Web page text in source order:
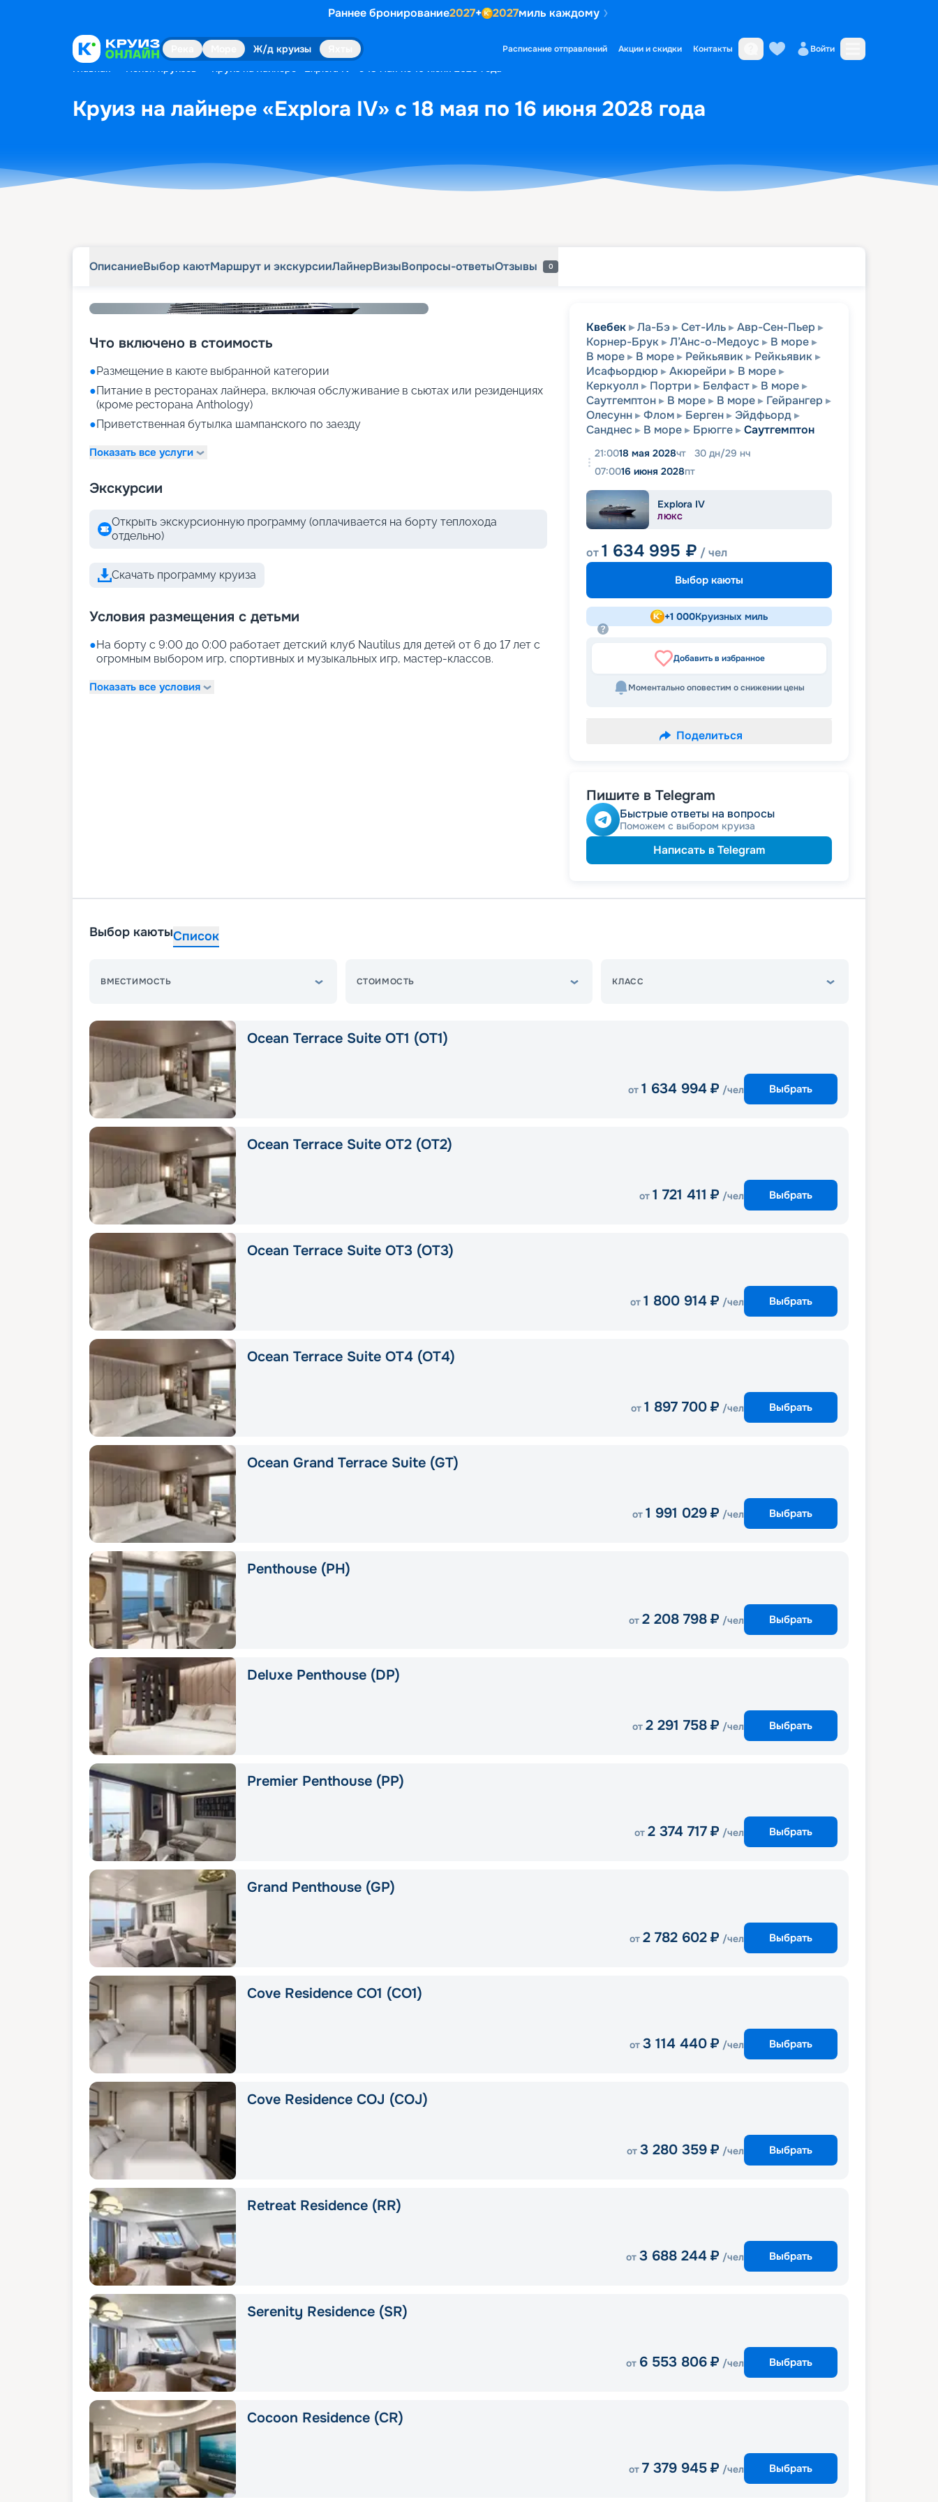
Раннее бронирование2027+ 2027миль каждому
Ж/д круизы Расписание отправлений Акции и скидки Контакты Войти
Главная Поиск круизов Круиз на лайнере «Explora IV» с 18 мая по 16 июня 2028 года
Круиз на лайнере «Explora IV» с 18 мая по 16 июня 2028 года
ОписаниеВыбор каютМаршрут и экскурсииЛайнерВизыВопросы-ответыОтзывы 0
Что включено в стоимость
●Размещение в каюте выбранной категории
●Питание в ресторанах лайнера, включая обслуживание в сьютах или резиденциях
(кроме ресторана Anthology)
●Приветственная бутылка шампанского по заезду
Показать все услуги
Экскурсии
Открыть экскурсионную программу (оплачивается на борту теплохода
отдельно)
Скачать программу круиза
Условия размещения с детьми
●На борту с 9:00 до 0:00 работает детский клуб Nautilus для детей от 6 до 17 лет с
огромным выбором игр, спортивных и музыкальных игр, мастер-классов.
Показать все условия
Квебек Ла-Бэ Сет-Иль
Авр-Сен-Пьер
Корнер-Брук
Л’Анс-о-Медоус
В море
В море
В море Рейкьявик
Рейкьявик
Исафьордюр
Акюрейри
В море
Керкуолл
Портри Белфаст
В море
Саутгемптон
В море В море
Гейрангер
Олесунн
Флом Берген
Эйдфьорд
Санднес
В море Брюгге Саутгемптон
21:0018 мая 2028чт 30 дн/29 нч
07:0016 июня 2028пт
Explora IV
ЛЮКС
от1 634 995 ₽ / чел
Выбор каюты
+1 000Круизных миль
Добавить в избранное
Моментально оповестим о снижении цены
Поделиться
Пишите в Telegram
Быстрые ответы на вопросы
Поможем с выбором круиза
Написать в Telegram
Выбор каютыСписок
ВМЕСТИМОСТЬ СТОИМОСТЬ КЛАСС
Ocean Terrace Suite OT1 (OT1)
от 1 634 994 ₽ /чел Выбрать
Ocean Terrace Suite OT2 (OT2)
от 1 721 411 ₽ /чел Выбрать
Ocean Terrace Suite OT3 (OT3)
от 1 800 914 ₽ /чел Выбрать
Ocean Terrace Suite OT4 (OT4)
от 1 897 700 ₽ /чел Выбрать
Ocean Grand Terrace Suite (GT)
от 1 991 029 ₽ /чел Выбрать
Penthouse (PH)
от 2 208 798 ₽ /чел Выбрать
Deluxe Penthouse (DP)
от 2 291 758 ₽ /чел Выбрать
Premier Penthouse (PP)
от 2 374 717 ₽ /чел Выбрать
Grand Penthouse (GP)
от 2 782 602 ₽ /чел Выбрать
Cove Residence CO1 (CO1)
от 3 114 440 ₽ /чел Выбрать
Cove Residence COJ (COJ)
от 3 280 359 ₽ /чел Выбрать
Retreat Residence (RR)
от 3 688 244 ₽ /чел Выбрать
Serenity Residence (SR)
от 6 553 806 ₽ /чел Выбрать
Cocoon Residence (CR)
от 7 379 945 ₽ /чел Выбрать